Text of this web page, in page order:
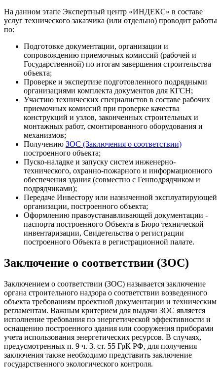
На данном этапе Экспертный центр «ИНДЕКС» в составе
услуг технического заказчика (или отдельно) проводит работы
по:
Подготовке документации, организации и
сопровождению приемочных комиссий (рабочей и
Государственной) по итогам завершения строительства
объекта;
Проверке и экспертизе подготовленного подрядными
организациями комплекта документов для КГСН;
Участию технических специалистов в составе рабочих
приемочных комиссий при проверке качества
конструкций и узлов, законченных строительных и
монтажных работ, смонтированного оборудования и
механизмов;
Получению ЗОС (Заключения о соответствии)
построенного объекта;
Пуско-наладке и запуску систем инженерно-
технического, охранно-пожарного и информационного
обеспечения здания (совместно с Генподрядчиком и
подрядчиками);
Передаче Инвестору или назначенной эксплуатирующей
организации, построенного объекта;
Оформлению правоустанавливающей документации -
паспорта построенного Объекта в Бюро технической
инвентаризации, Свидетельства о регистрации
построенного Объекта в регистрационной палате.
Заключение о соответствии (ЗОС)
Заключением о соответствии (ЗОС) называется заключение
органа строительного надзора о соответствии возведенного
объекта требованиям проектной документации и техническим
регламентам. Важным критерием для выдачи ЗОС является
исполнение требования по энергетической эффективности и
оснащению построенного здания или сооружения приборами
учета использования энергетических ресурсов. В случаях,
предусмотренных п. 9 ч. 3. ст. 55 ГрК РФ, для получения
заключения также необходимо представить заключение
государственного экологического контроля.